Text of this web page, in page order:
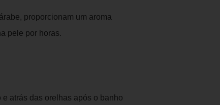
proporcionam um aroma
pele por horas.
atrás das orelhas após o banho